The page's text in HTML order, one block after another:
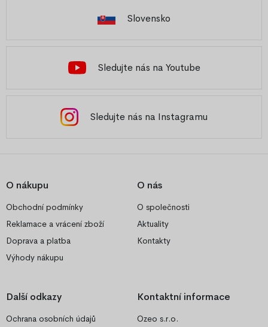
Slovensko
Sledujte nás na Youtube
Sledujte nás na Instagramu
O nákupu
Obchodní podmínky
Reklamace a vrácení zboží
Doprava a platba
Výhody nákupu
O nás
O společnosti
Aktuality
Kontakty
Další odkazy
Ochrana osobních údajů
Kontaktní informace
Ozeo s.r.o.